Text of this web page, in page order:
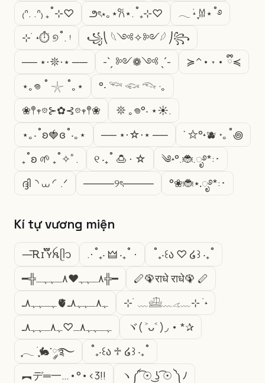
₍ᐢ. .ᐢ₎ ₊˚⊹♡
౨ৎ⋆｡⋆𐙚⋆.˚₊⊹♡
𓂃 ࣪˖ ִֶָ𐀔⋆˚࿔
⊹ ࣪ ˖⏱ ୭˚. ᵎ
꧁⎝ 𓆩༺✧༻𓆪 ⎠꧂
── ⋆⋅𖤓⋅⋆ ──
-ˋˏ ༻❁༺ ˎˊ-
≽^• ˕ • ྀི≼
⋆｡𖦹 ˚ 𓇼 ˚｡⋆
°‧ 𓆝 𓆟 𓆞 ·｡
❀𖤣𖥧𖡼⊱✿⊰𖡼𖥧𖤣❀
𖤓 ｡𖦹°‧ ⋆☀︎.
⋆｡‧˚ʚ🍓ɞ˚‧｡⋆
── ⋆⋅☆⋅⋆ ──
˙ ✩°˖🫐 ⋆｡˚꩜
₊˚ʚ 🌱 ₊˚✧ﾟ.
୧ ‧₊˚ 🍮 ⋅ ☆
༄˖°.🐞.ೃ࿔*:･
ദ്ദി◝ ⩊ ◜.ᐟ
────୨ৎ──── °❀🐞⋆.ೃ࿔*:･
Kí tự vương miện
—͞Ꭱɪ ፝֟፝֟ʏꫝㅤᥫ᭡ .⋅˚₊‧ 🜲 ‧₊˚ ⋅
˚₊‧꒰ა ♡ ໒꒱ ‧₊˚
━╬٨ـﮩﮩ❤٨ـﮩﮩـ╬━
🪈🦚राधे राधे🦚 🪈
ﮩـﮩﮩ٨ـ🫀ﮩ٨ـﮩﮩ٨ـ
⊹ ࣪ ﹏𓊝﹏𓂁﹏⊹ ࣪ ˖
ﮩـﮩﮩ٨ـ♡ﮩ٨ـﮩﮩ٨ـ
ヾ( ˃ᴗ˂ )◞ • *✰
ִֶָ𓂃 ࣪ ִֶָ🐇་༘࿐
˚₊‧꒰ა ♱ ໒꒱ ‧₊˚
︻デ═一…•°•<3!!
ヽ༼ ͡☉ ͜ʖ ͡☉ ༽ﾉ